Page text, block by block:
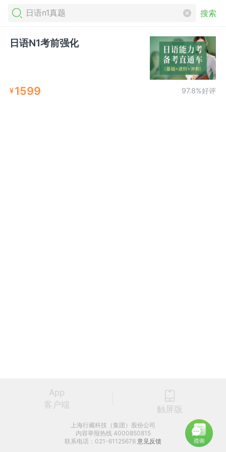
搜索
日语N1考前强化
¥1599 97.8%好评
App
客户端
触屏版
上海行藏科技（集团）股份公司
内容举报热线 4000850815
联系电话：021-61125678 意见反馈